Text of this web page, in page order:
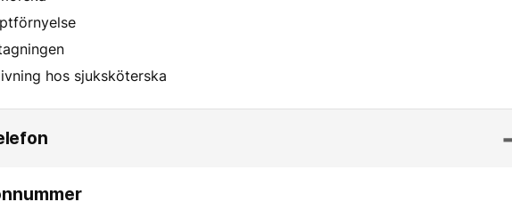
hos sjuksköterska